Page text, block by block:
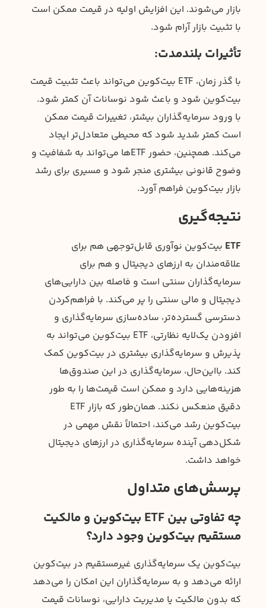
بازار می‌شوند. این افزایش اولیه در قیمت ممکن است
با تثبیت بازار آرام شود.
تأثیرات بلندمدت:
با گذر زمان، ETF بیت‌کوین می‌تواند باعث تثبیت قیمت
بیت‌کوین شود و باعث شود نوسانات آن کمتر شود.
با ورود سرمایه‌گذاران بیشتر، تغییرات قیمت ممکن
است کمتر شدید شود که محیطی متعادل‌تر ایجاد
می‌کند. همچنین، حضور ETFها می‌تواند به شفافیت و
وضوح قانونی بیشتری منجر شود و مسیری برای رشد
بازار بیت‌کوین فراهم آورد.
نتیجه‌گیری
ETF بیت‌کوین نوآوری قابل‌توجهی هم برای
علاقه‌مندان به ارزهای دیجیتال و هم برای
سرمایه‌گذاران سنتی است و فاصله بین دارایی‌های
دیجیتال و مالی سنتی را پر می‌کند. با فراهم‌کردن
دسترسی گسترده‌تر، ساده‌سازی سرمایه‌گذاری و
افزودن یک‌لایه نظارتی، ETF بیت‌کوین می‌تواند به
پذیرش و سرمایه‌گذاری بیشتری در بیت‌کوین کمک
کند. بااین‌حال، سرمایه‌گذاری در این صندوق‌ها
هزینه‌هایی دارد و ممکن است قیمت‌ها را به طور
دقیق منعکس نکند. همان‌طور که بازار ETF
بیت‌کوین رشد می‌کند، احتمالاً نقش مهمی در
شکل‌دهی آینده سرمایه‌گذاری در ارزهای دیجیتال
خواهد داشت.
پرسش‌های متداول
چه تفاوتی بین ETF بیت‌کوین و مالکیت
مستقیم بیت‌کوین وجود دارد؟
بیت‌کوین یک سرمایه‌گذاری غیرمستقیم در بیت‌کوین
ارائه می‌دهد و به سرمایه‌گذاران این امکان را می‌دهد
که بدون مالکیت یا مدیریت دارایی، نوسانات قیمت